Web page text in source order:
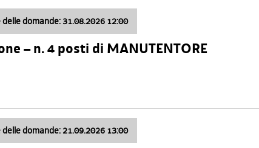
domande: 31.08.2026 12:00
– n. 4 posti di MANUTENTORE
domande: 21.09.2026 13:00